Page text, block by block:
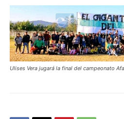
Ulises Vera jugará la final del campeonato